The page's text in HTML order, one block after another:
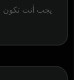
يجب أنت تكون